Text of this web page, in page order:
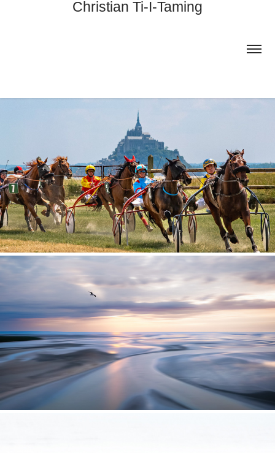
Christian Ti-I-Taming
EXPOSITION BAIE ATTITUDE 2026
2026
EXPOSITION ESPACE CULTUREL LECLERC
GRANVILLE
2025